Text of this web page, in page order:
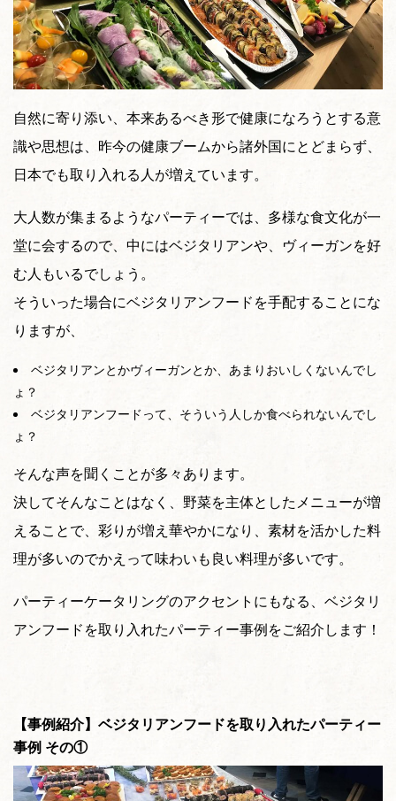
自然に寄り添い、本来あるべき形で健康になろうとする意
識や思想は、昨今の健康ブームから諸外国にとどまらず、
日本でも取り入れる人が増えています。
大人数が集まるようなパーティーでは、多様な食文化が一
堂に会するので、中にはベジタリアンや、ヴィーガンを好
む人もいるでしょう。
そういった場合にベジタリアンフードを手配することにな
りますが、
ベジタリアンとかヴィーガンとか、あまりおいしくないんでし
ょ？
ベジタリアンフードって、そういう人しか食べられないんでし
ょ？
そんな声を聞くことが多々あります。
決してそんなことはなく、野菜を主体としたメニューが増
えることで、彩りが増え華やかになり、素材を活かした料
理が多いのでかえって味わいも良い料理が多いです。
パーティーケータリングのアクセントにもなる、ベジタリ
アンフードを取り入れたパーティー事例をご紹介します！
【事例紹介】ベジタリアンフードを取り入れたパーティー
事例 その①